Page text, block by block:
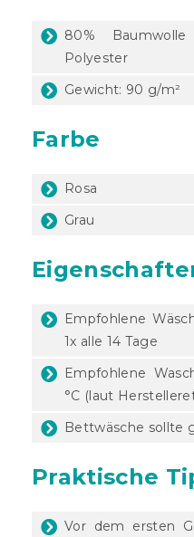
80%
Polyester
Gewicht: 90 g/m²
Farbe
Rosa
Grau
Empfohlene
1x alle 14 Tage
Empfohlene
°C (laut
Bettwäsche sollte
Praktische
Vor dem ersten